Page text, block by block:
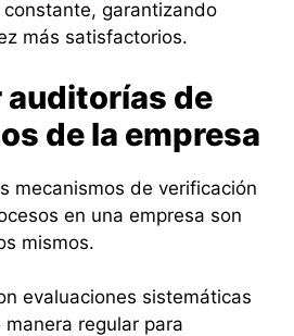
garantizando
más satisfactorios.
auditorías de
de la empresa
mecanismos de verificación
en una empresa son
mismos.
evaluaciones sistemáticas
regular para